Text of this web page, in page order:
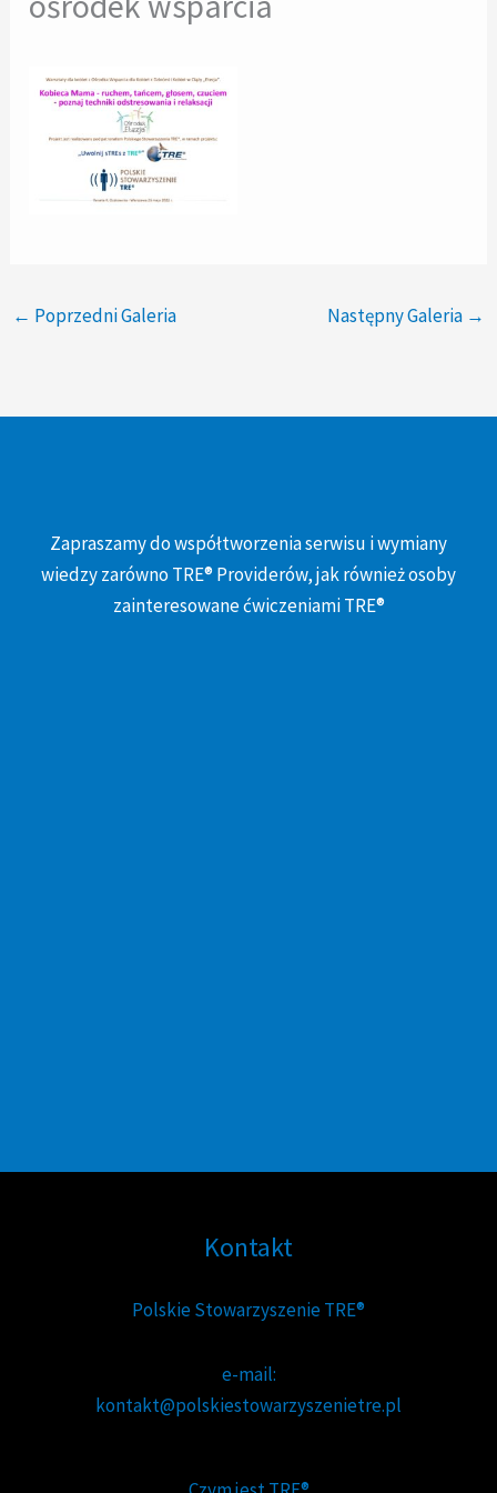
← Poprzedni Galeria Następny Galeria →
Zapraszamy do współtworzenia serwisu i wymiany
wiedzy zarówno TRE® Providerów, jak również osoby
zainteresowane ćwiczeniami TRE®
Kontakt
Polskie Stowarzyszenie TRE®
e-mail:
kontakt@polskiestowarzyszenietre.pl